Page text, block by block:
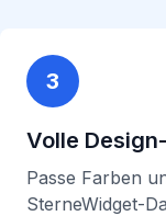
3
Volle
Passe Farben
SterneWidget-